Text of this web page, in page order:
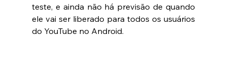
teste, e ainda não há previsão de quando
ele vai ser liberado para todos os usuários
do YouTube no Android.